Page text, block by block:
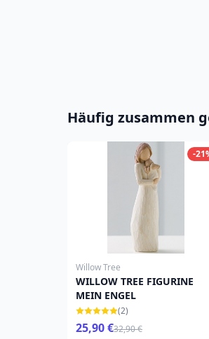
Häufig zusammen
-
Willow Tree
WILLOW TREE FIGURINE
MEIN ENGEL
(2)
25,90 €32,90 €